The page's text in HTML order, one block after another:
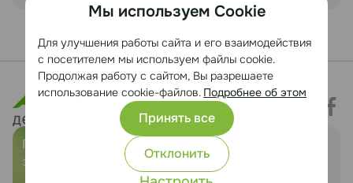
Предложить
земельный участок
Служба заботы о
клиентах
Мы используем Cookie
Для улучшения работы сайта и его взаимодействия
с посетителем мы используем файлы cookie.
Продолжая работу с сайтом, Вы разрешаете
использование cookie-файлов. Подробнее об этом
Принять все
Отклонить